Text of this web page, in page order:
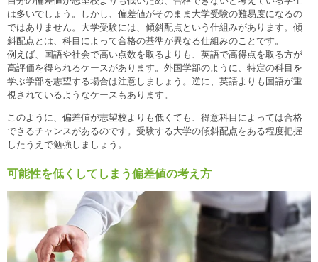
は多いでしょう。しかし、偏差値がそのまま大学受験の難易度になるの
ではありません。大学受験には、傾斜配点という仕組みがあります。傾
斜配点とは、科目によって合格の基準が異なる仕組みのことです。
例えば、国語や社会で高い点数を取るよりも、英語で高得点を取る方が
高評価を得られるケースがあります。外国学部のように、特定の科目を
学ぶ学部を志望する場合は注意しましょう。逆に、英語よりも国語が重
視されているようなケースもあります。
このように、偏差値が志望校よりも低くても、得意科目によっては合格
できるチャンスがあるのです。受験する大学の傾斜配点をある程度把握
したうえで勉強しましょう。
可能性を低くしてしまう偏差値の考え方